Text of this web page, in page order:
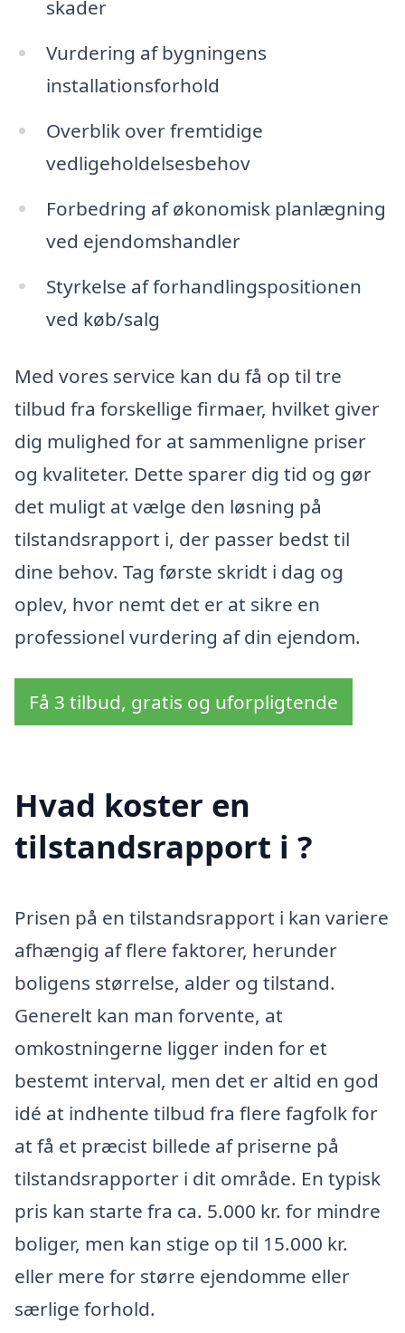
skader
Vurdering af bygningens
installationsforhold
Overblik over fremtidige
vedligeholdelsesbehov
Forbedring af økonomisk planlægning
ved ejendomshandler
Styrkelse af forhandlingspositionen
ved køb/salg
Med vores service kan du få op til tre
tilbud fra forskellige firmaer, hvilket giver
dig mulighed for at sammenligne priser
og kvaliteter. Dette sparer dig tid og gør
det muligt at vælge den løsning på
tilstandsrapport i, der passer bedst til
dine behov. Tag første skridt i dag og
oplev, hvor nemt det er at sikre en
professionel vurdering af din ejendom.
Få 3 tilbud, gratis og uforpligtende
Hvad koster en
tilstandsrapport i ?
Prisen på en tilstandsrapport i kan variere
afhængig af flere faktorer, herunder
boligens størrelse, alder og tilstand.
Generelt kan man forvente, at
omkostningerne ligger inden for et
bestemt interval, men det er altid en god
idé at indhente tilbud fra flere fagfolk for
at få et præcist billede af priserne på
tilstandsrapporter i dit område. En typisk
pris kan starte fra ca. 5.000 kr. for mindre
boliger, men kan stige op til 15.000 kr.
eller mere for større ejendomme eller
særlige forhold.